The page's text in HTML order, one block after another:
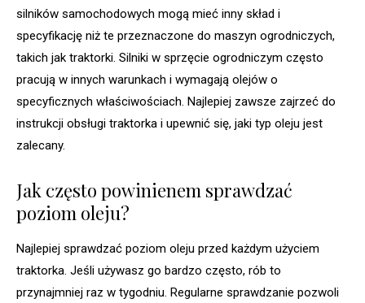
silników samochodowych mogą mieć inny skład i
specyfikację niż te przeznaczone do maszyn ogrodniczych,
takich jak traktorki. Silniki w sprzęcie ogrodniczym często
pracują w innych warunkach i wymagają olejów o
specyficznych właściwościach. Najlepiej zawsze zajrzeć do
instrukcji obsługi traktorka i upewnić się, jaki typ oleju jest
zalecany.
Jak często powinienem sprawdzać
poziom oleju?
Najlepiej sprawdzać poziom oleju przed każdym użyciem
traktorka. Jeśli używasz go bardzo często, rób to
przynajmniej raz w tygodniu. Regularne sprawdzanie pozwoli